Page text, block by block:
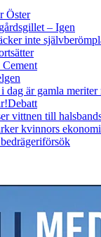
Öster
– Igen
inte självberöm
dag är gamla meriter
Debatt
vittnen till
kvinnors